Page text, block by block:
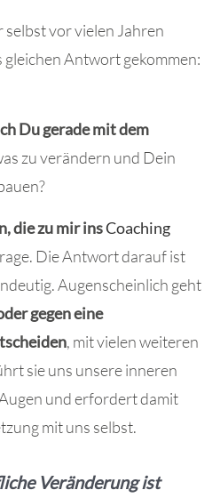
selbst vor vielen Jahren
Antwort gekommen:
Du gerade mit dem
zu verändern und Dein
die zu mir insCoaching
Die Antwort darauf ist
Augenscheinlich geht
gegen eine
, mit vielen weiteren
sie uns unsere inneren
und erfordert damit
mit uns selbst.
Veränderung ist